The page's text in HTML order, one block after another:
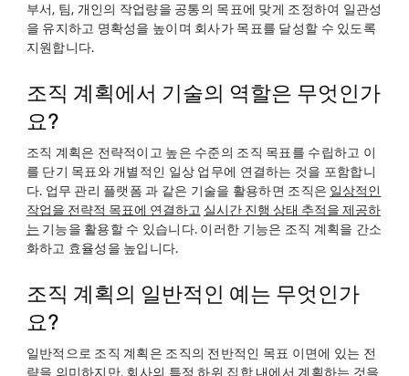
부서, 팀, 개인의 작업량을 공통의 목표에 맞게 조정하여 일관성
을 유지하고 명확성을 높이며 회사가 목표를 달성할 수 있도록
지원합니다.
조직 계획에서 기술의 역할은 무엇인가
요?
조직 계획은 전략적이고 높은 수준의 조직 목표를 수립하고 이
를 단기 목표와 개별적인 일상 업무에 연결하는 것을 포함합니
다. 업무 관리 플랫폼 과 같은 기술을 활용하면 조직은 일상적인
작업을 전략적 목표에 연결하고 실시간 진행 상태 추적을 제공하
는 기능을 활용할 수 있습니다. 이러한 기능은 조직 계획을 간소
화하고 효율성을 높입니다.
조직 계획의 일반적인 예는 무엇인가
요?
일반적으로 조직 계획은 조직의 전반적인 목표 이면에 있는 전
략을 의미하지만, 회사의 특정 하위 집합 내에서 계획하는 것을